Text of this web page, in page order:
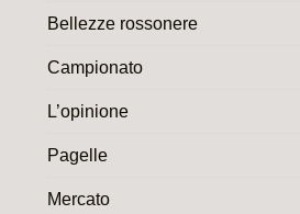
Bellezze rossonere
Campionato
L’opinione
Pagelle
Mercato